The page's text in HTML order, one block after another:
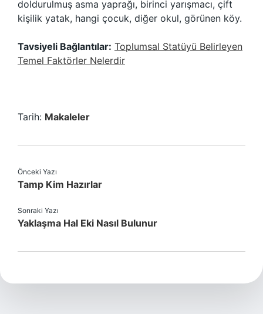
doldurulmuş asma yaprağı, birinci yarışmacı, çift
kişilik yatak, hangi çocuk, diğer okul, görünen köy.
Tavsiyeli Bağlantılar: Toplumsal Statüyü Belirleyen
Temel Faktörler Nelerdir
Tarih: Makaleler
Önceki Yazı
Tamp Kim Hazırlar
Sonraki Yazı
Yaklaşma Hal Eki Nasıl Bulunur